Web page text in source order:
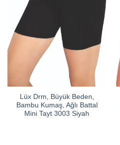
Lüx Drm, Büyük Beden,
Bambu Kumaş, Ağlı Battal
Mini Tayt 3003 Siyah